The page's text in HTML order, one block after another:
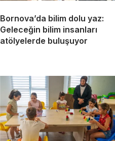
Bornova’da bilim dolu yaz:
Geleceğin bilim insanları
atölyelerde buluşuyor